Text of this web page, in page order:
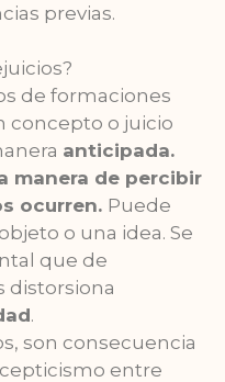
previas.
de formaciones
concepto o juicio
anticipada.
manera de percibir
ocurren. Puede
o una idea. Se
que de
distorsiona
.
son consecuencia
entre